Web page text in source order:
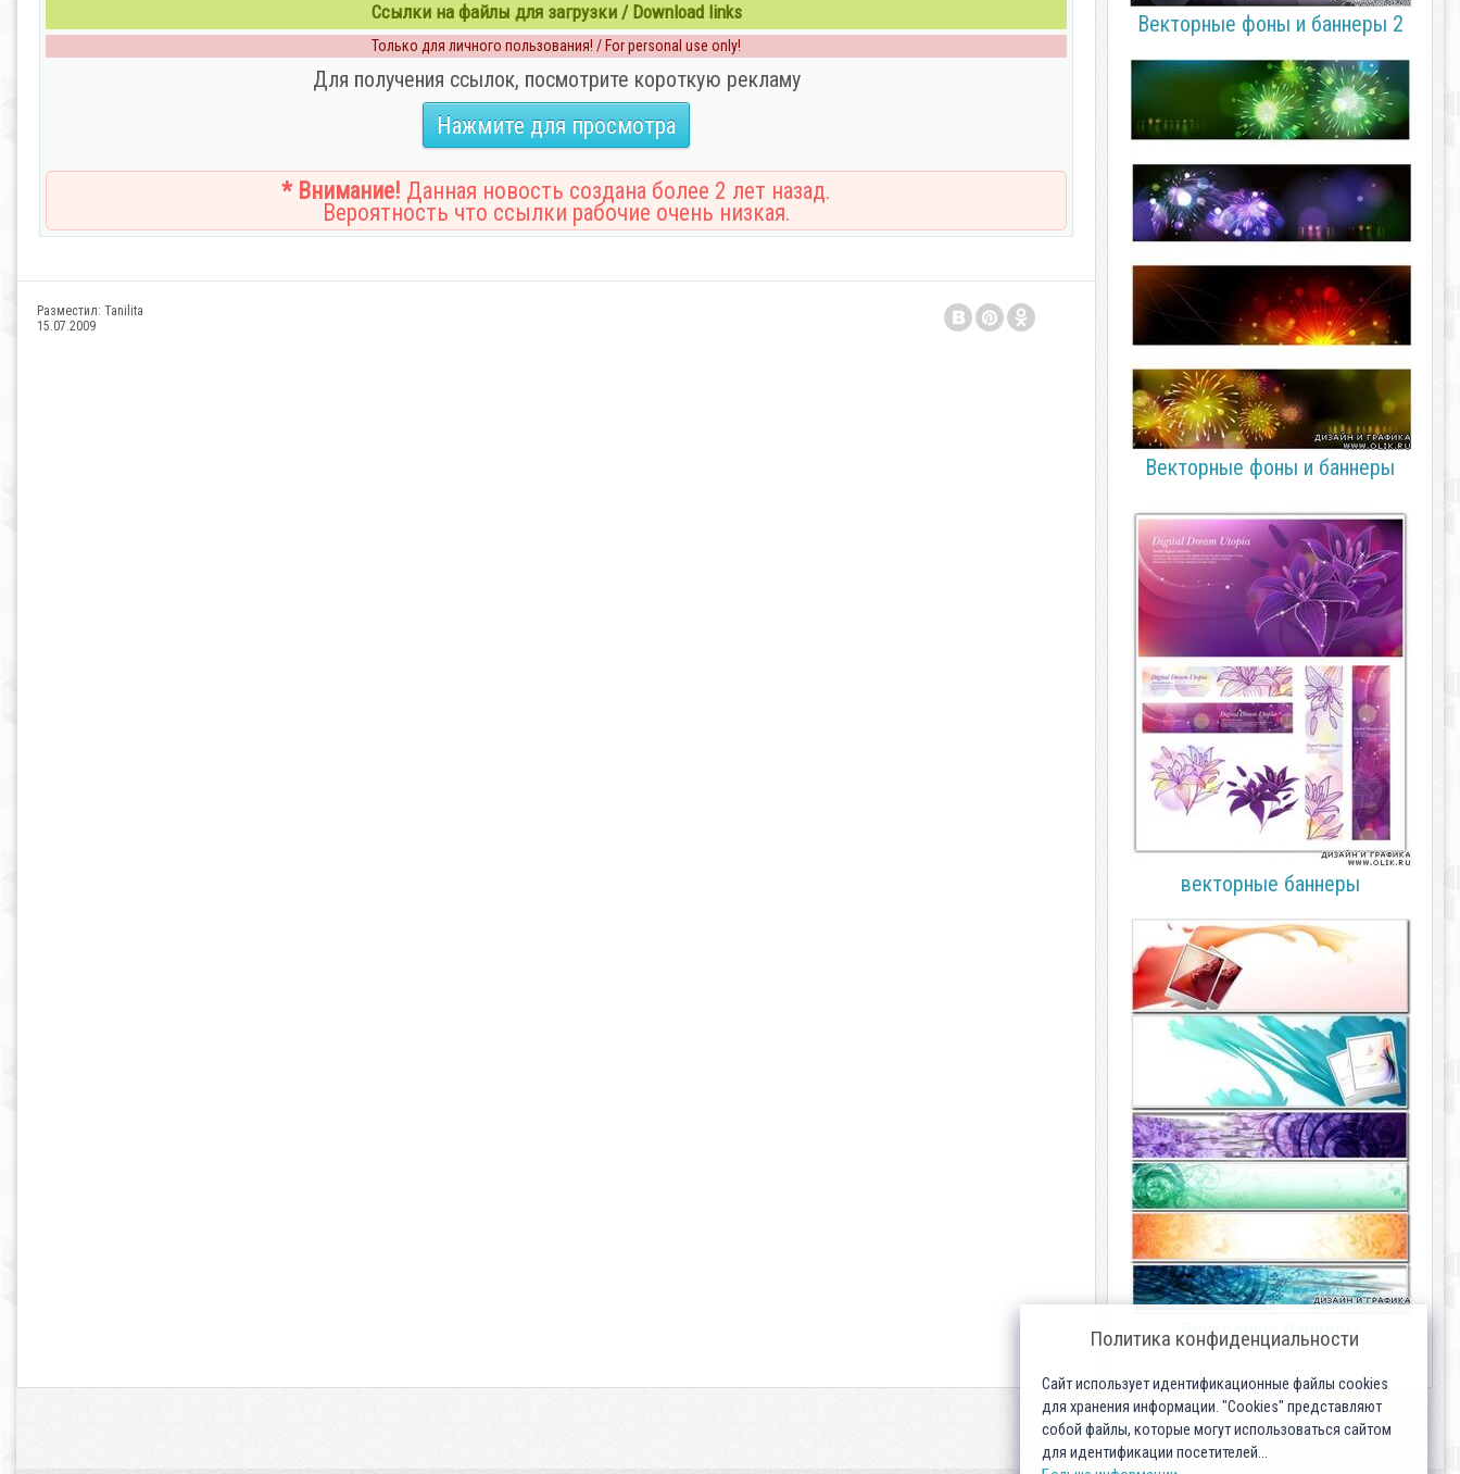
Ссылки на файлы для загрузки / Download links
Только для личного пользования! / For personal use only!
Для получения ссылок, посмотрите короткую рекламу
Нажмите для просмотра
* Внимание! Данная новость создана более 2 лет назад.
Вероятность что ссылки рабочие очень низкая.
Разместил: Tanilita
15.07.2009
Векторные фоны и баннеры 2
Векторные фоны и баннеры
векторные баннеры
Векторные баннеры
Политика конфиденциальности
Сайт использует идентификационные файлы cookies
для хранения информации. "Cookies" представляют
собой файлы, которые могут использоваться сайтом
для идентификации посетителей...